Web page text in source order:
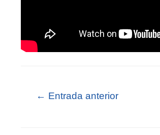
← Entrada anterior